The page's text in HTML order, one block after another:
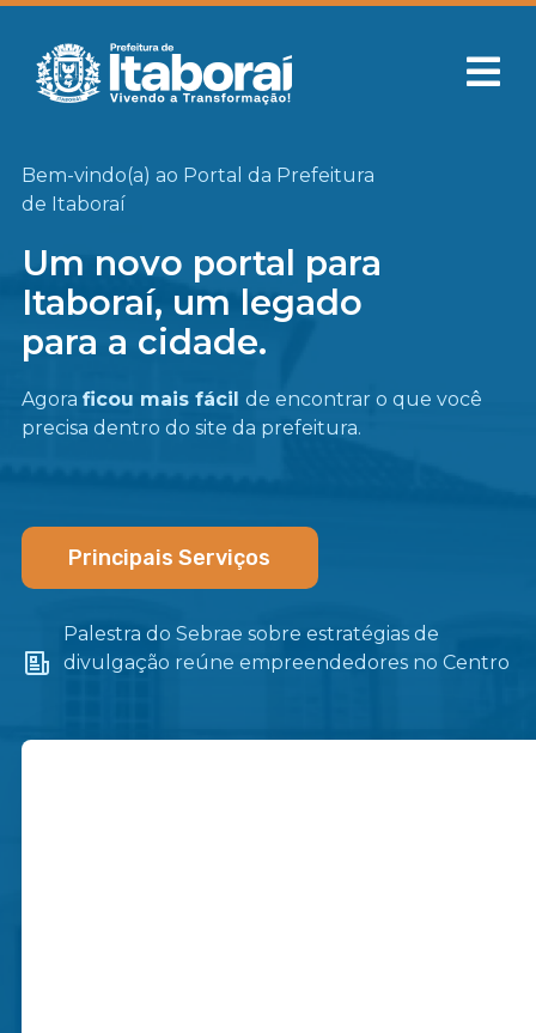
Bem-vindo(a) ao Portal da Prefeitura
de Itaboraí
Um novo portal para
Itaboraí, um legado
para a cidade.
Agora ficou mais fácil de encontrar o que você
precisa dentro do site da prefeitura.
Principais Serviços
Palestra do Sebrae sobre estratégias de
divulgação reúne empreendedores no Centro